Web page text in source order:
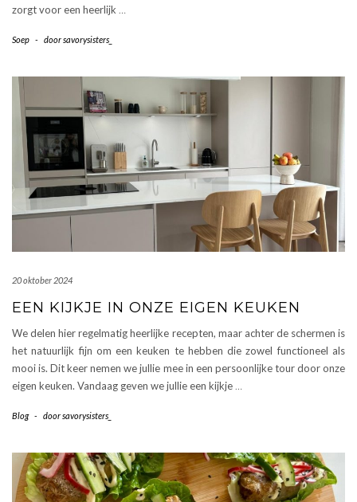
zorgt voor een heerlijk …
Soep - doorsavorysisters_
20 oktober 2024
EEN KIJKJE IN ONZE EIGEN KEUKEN
We delen hier regelmatig heerlijke recepten, maar achter de schermen is
het natuurlijk fijn om een keuken te hebben die zowel functioneel als
mooi is. Dit keer nemen we jullie mee in een persoonlijke tour door onze
eigen keuken. Vandaag geven we jullie een kijkje …
Blog - doorsavorysisters_